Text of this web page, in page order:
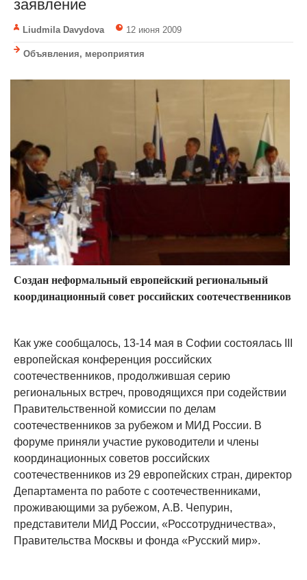
заявление
Liudmila Davydova 12 июня 2009
Объявления, мероприятия
Создан неформальный европейский региональный
координационный совет российских соотечественников
Как уже сообщалось, 13-14 мая в Софии состоялась III
европейская конференция российских
соотечественников, продолжившая серию
региональных встреч, проводящихся при содействии
Правительственной комиссии по делам
соотечественников за рубежом и МИД России. В
форуме приняли участие руководители и члены
координационных советов российских
соотечественников из 29 европейских стран, директор
Департамента по работе с соотечественниками,
проживающими за рубежом, А.В. Чепурин,
представители МИД России, «Россотрудничества»,
Правительства Москвы и фонда «Русский мир».